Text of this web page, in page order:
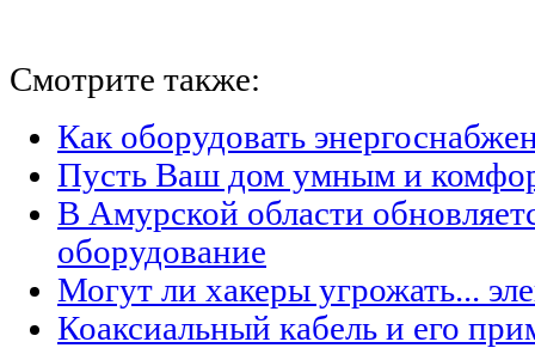
Смотрите также:
Как оборудовать
Пусть Ваш дом умным и
В Амурской области
оборудование
Могут ли хакеры угрожать...
Коаксиальный кабель и его